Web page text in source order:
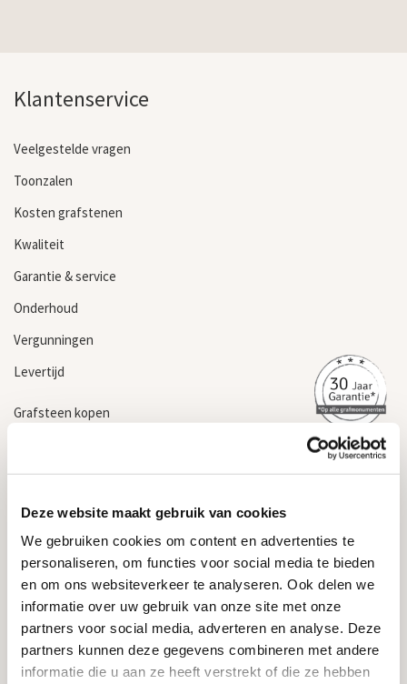
Deze website maakt gebruik van cookies
We gebruiken cookies om content en advertenties te
personaliseren, om functies voor social media te bieden
en om ons websiteverkeer te analyseren. Ook delen we
informatie over uw gebruik van onze site met onze
partners voor social media, adverteren en analyse. Deze
partners kunnen deze gegevens combineren met andere
informatie die u aan ze heeft verstrekt of die ze hebben
Klantenservice
Veelgestelde vragen
Toonzalen
Kosten grafstenen
Kwaliteit
Garantie & service
Onderhoud
Vergunningen
Levertijd
Grafsteen kopen
Privacyverklaring & cookiebeleid
Garantievoorwaarden
Informatie over grafstenen
Contact
Goedkope Grafstenen